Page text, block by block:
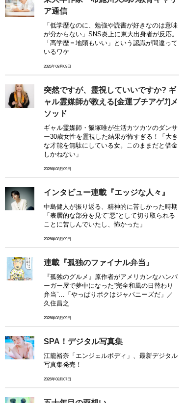
ア通信
「低学歴なのに、勉強や読書が好きなのは意味
が分からない」SNS炎上に東大出身者が反応。
「高学歴＝地頭もいい」という認識が間違って
いるワケ
2026年08月09日
突然ですが、霊視していいですか? ギ
ャル霊媒師が教える[金運ブチアゲ⤴]メ
ソッド
ギャル霊媒師・飯塚唯が生活カツカツのダンサ
ー30歳女性を霊視した結果が怖すぎる！「大き
な才能を無駄にしている女。このままだと借金
しかねない」
2026年08月09日
インタビュー連載『エッジな人々』
中島健人が振り返る、精神的に苦しかった時期
「表層的な部分を見て“悪”として切り取られる
ことに苦しんでいたし、怖かった」
2026年08月09日
連載『孤独のファイナル弁当』
『孤独のグルメ』原作者がアメリカンなハンバ
ーガー屋で夢中になった“完全和風の日替わり
弁当”…「やっぱりボクはジャパニーズだ」／
久住昌之
2026年08月09日
SPA！デジタル写真集
江籠裕奈「エンジェルボディ」、最新デジタル
写真集発売！
2026年08月07日